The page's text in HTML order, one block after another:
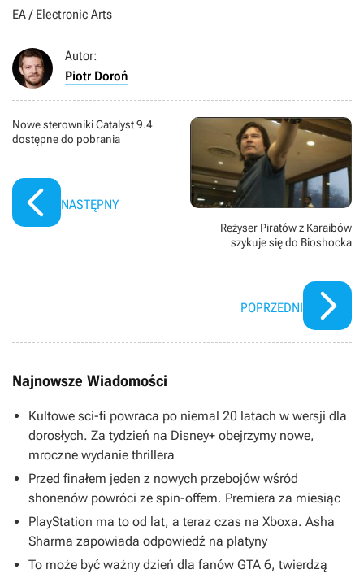
EA / Electronic Arts
Autor:
Piotr Doroń
Nowe sterowniki Catalyst 9.4
dostępne do pobrania
NASTĘPNY
Reżyser Piratów z Karaibów
szykuje się do Bioshocka
POPRZEDNI
Najnowsze Wiadomości
Kultowe sci-fi powraca po niemal 20 latach w wersji dla
dorosłych. Za tydzień na Disney+ obejrzymy nowe,
mroczne wydanie thrillera
Przed finałem jeden z nowych przebojów wśród
shonenów powróci ze spin-offem. Premiera za miesiąc
PlayStation ma to od lat, a teraz czas na Xboxa. Asha
Sharma zapowiada odpowiedź na platyny
To może być ważny dzień dla fanów GTA 6, twierdzą